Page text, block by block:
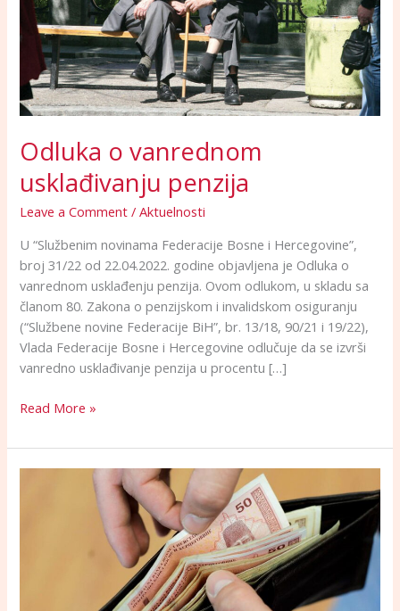
Odluka o vanrednom
usklađivanju penzija
Leave a Comment /Aktuelnosti
U “Službenim novinama Federacije Bosne i Hercegovine”,
broj 31/22 od 22.04.2022. godine objavljena je Odluka o
vanrednom usklađenju penzija. Ovom odlukom, u skladu sa
članom 80. Zakona o penzijskom i invalidskom osiguranju
(“Službene novine Federacije BiH”, br. 13/18, 90/21 i 19/22),
Vlada Federacije Bosne i Hercegovine odlučuje da se izvrši
vanredno usklađivanje penzija u procentu […]
Read More »